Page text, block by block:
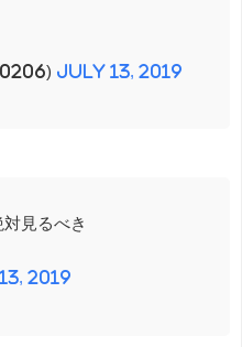
July 13, 2019
見るべき
2019